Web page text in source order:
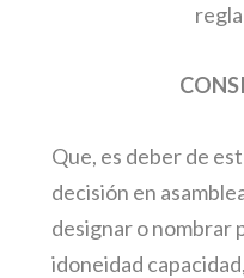
Que, es deber de
decisión en
designar o nombrar
idoneidad